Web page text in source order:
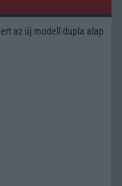
az új modell dupla alap